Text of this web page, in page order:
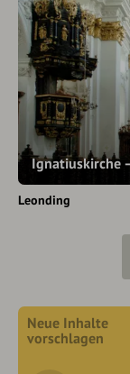
Ignatiuskirche
Leonding
Neue Inhalte
vorschlagen